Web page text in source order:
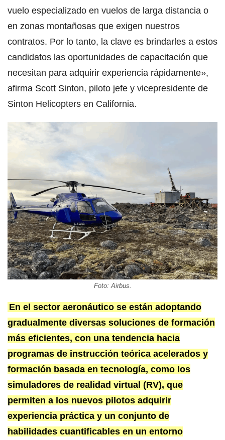
vuelo especializado en vuelos de larga distancia o
en zonas montañosas que exigen nuestros
contratos. Por lo tanto, la clave es brindarles a estos
candidatos las oportunidades de capacitación que
necesitan para adquirir experiencia rápidamente»,
afirma Scott Sinton, piloto jefe y vicepresidente de
Sinton Helicopters en California.
Foto: Airbus.
En el sector aeronáutico se están adoptando
gradualmente diversas soluciones de formación
más eficientes, con una tendencia hacia
programas de instrucción teórica acelerados y
formación basada en tecnología, como los
simuladores de realidad virtual (RV), que
permiten a los nuevos pilotos adquirir
experiencia práctica y un conjunto de
habilidades cuantificables en un entorno